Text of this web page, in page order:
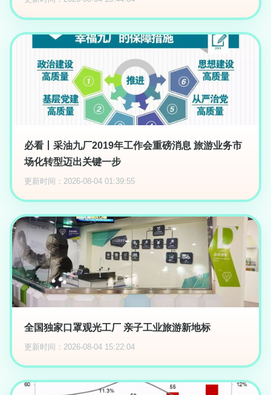
必看丨采油九厂2019年工作会重磅消息 旅游业务市
场化转型迈出关键一步
更新时间：2026-08-04 01:39:55
全国独家口罩观光工厂 亲子工业旅游新地标
更新时间：2026-08-04 15:22:04